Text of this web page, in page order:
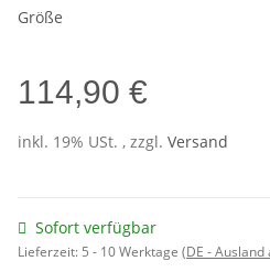
Größe
114,90 €
inkl. 19% USt. , zzgl. Versand
Sofort verfügbar
Lieferzeit: 5 - 10 Werktage (DE - Ausland